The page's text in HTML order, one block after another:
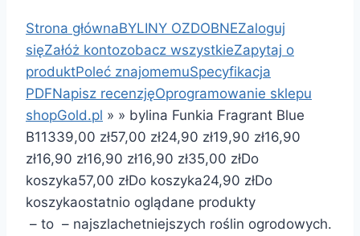
Strona głównaBYLINY OZDOBNEZaloguj
sięZałóż kontozobacz wszystkieZapytaj o
produktPoleć znajomemuSpecyfikacja
PDFNapisz recenzjęOprogramowanie sklepu
shopGold.pl » » bylina Funkia Fragrant Blue
B11339,00 zł57,00 zł24,90 zł19,90 zł16,90
zł16,90 zł16,90 zł16,90 zł35,00 złDo
koszyka57,00 złDo koszyka24,90 złDo
koszykaostatnio oglądane produkty
– to – najszlachetniejszych roślin ogrodowych.